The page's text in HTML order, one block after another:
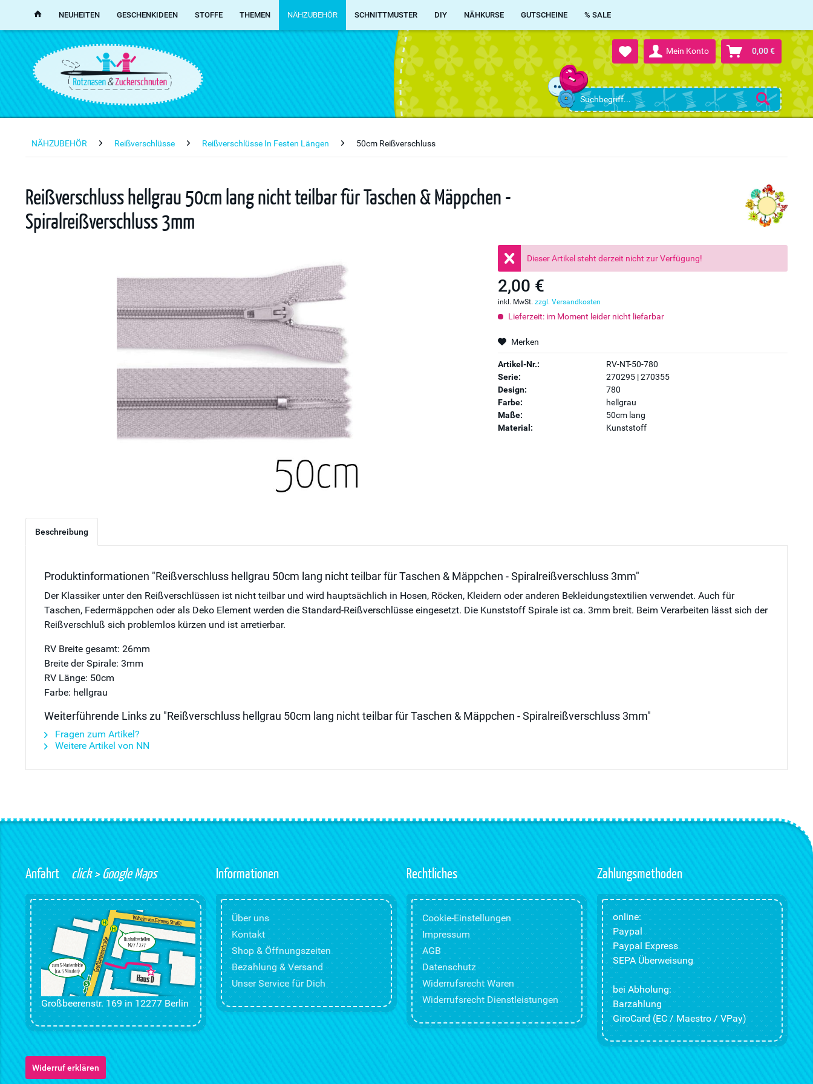
Mein Konto 0,00 €
NEUHEITEN GESCHENKIDEEN STOFFE THEMEN NÄHZUBEHÖR SCHNITTMUSTER DIY NÄHKURSE GUTSCHEINE % SALE
NÄHZUBEHÖR Reißverschlüsse Reißverschlüsse In Festen Längen 50cm Reißverschluss
Reißverschluss hellgrau 50cm lang nicht teilbar für Taschen & Mäppchen -
Spiralreißverschluss 3mm
Dieser Artikel steht derzeit nicht zur Verfügung!
2,00 €
inkl. MwSt.zzgl. Versandkosten
Lieferzeit: im Moment leider nicht liefarbar
Merken
Artikel-Nr.:
RV-NT-50-780
Serie:
270295 | 270355
Design:
780
Farbe:
hellgrau
Maße:
50cm lang
Material:
Kunststoff
Beschreibung
Produktinformationen "Reißverschluss hellgrau 50cm lang nicht teilbar für Taschen & Mäppchen - Spiralreißverschluss 3mm"
Der Klassiker unter den Reißverschlüssen ist nicht teilbar und wird hauptsächlich in Hosen, Röcken, Kleidern oder anderen Bekleidungstextilien verwendet. Auch für
Taschen, Federmäppchen oder als Deko Element werden die Standard-Reißverschlüsse eingesetzt. Die Kunststoff Spirale ist ca. 3mm breit. Beim Verarbeiten lässt sich der
Reißverschluß sich problemlos kürzen und ist arretierbar.
RV Breite gesamt: 26mm
Breite der Spirale: 3mm
RV Länge: 50cm
Farbe: hellgrau
Weiterführende Links zu "Reißverschluss hellgrau 50cm lang nicht teilbar für Taschen & Mäppchen - Spiralreißverschluss 3mm"
Fragen zum Artikel?
Weitere Artikel von NN
Anfahrt click > Google Maps
Großbeerenstr. 169 in 12277 Berlin
Informationen
Über uns
Kontakt
Shop & Öffnungszeiten
Bezahlung & Versand
Unser Service für Dich
Rechtliches
Cookie-Einstellungen
Impressum
AGB
Datenschutz
Widerrufsrecht Waren
Widerrufsrecht Dienstleistungen
Zahlungsmethoden
online:
Paypal
Paypal Express
SEPA Überweisung
bei Abholung:
Barzahlung
GiroCard (EC / Maestro / VPay)
Widerruf erklären